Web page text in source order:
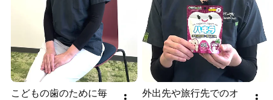
こどもの歯のために毎
外出先や旅行先でのオ